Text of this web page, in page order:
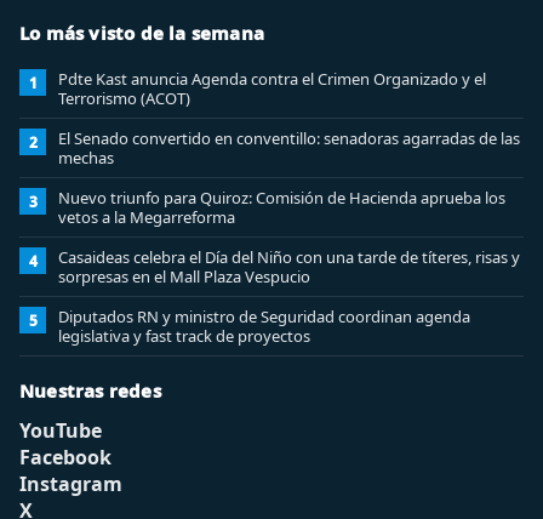
Lo más visto de la semana
1
Pdte Kast anuncia Agenda contra el Crimen Organizado y el
Terrorismo (ACOT)
2
El Senado convertido en conventillo: senadoras agarradas de las
mechas
3
Nuevo triunfo para Quiroz: Comisión de Hacienda aprueba los
vetos a la Megarreforma
4
Casaideas celebra el Día del Niño con una tarde de títeres, risas y
sorpresas en el Mall Plaza Vespucio
5
Diputados RN y ministro de Seguridad coordinan agenda
legislativa y fast track de proyectos
Nuestras redes
YouTube
Facebook
Instagram
X